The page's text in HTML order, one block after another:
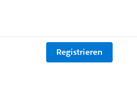
Registrieren